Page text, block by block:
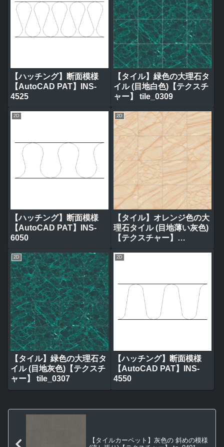
【ハッチング】断面模様
【AutoCAD PAT】INS-
4525
【タイル】緑色の大理石タ
イル (目地白色)【テクスチ
ャー】 tile_0309
2D
【ハッチング】断面模様
【AutoCAD PAT】INS-
6050
2D
【タイル】オレンジ色の大
理石タイル (目地薄い灰色)
【テクスチャー】
2D
【タイル】緑色の大理石タ
イル (目地灰色)【テクスチ
ャー】 tile_0307
2D
【ハッチング】断面模様
【AutoCAD PAT】INS-
4550
【タイルカーペット】灰色の 斜めの模様